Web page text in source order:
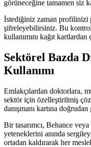
görüneceğine tamamen siz
İstediğiniz zaman
şifreleyebilirsiniz. Bu kontrol
kullanımını kağıt
Sektörel Bazda
Kullanımı
Emlakçılardan doktorlara,
sektör için özelleştirilmiş
danışmanı kartına
Bir tasarımcı, Behance
yeteneklerini anında
ortadan kaldırarak her